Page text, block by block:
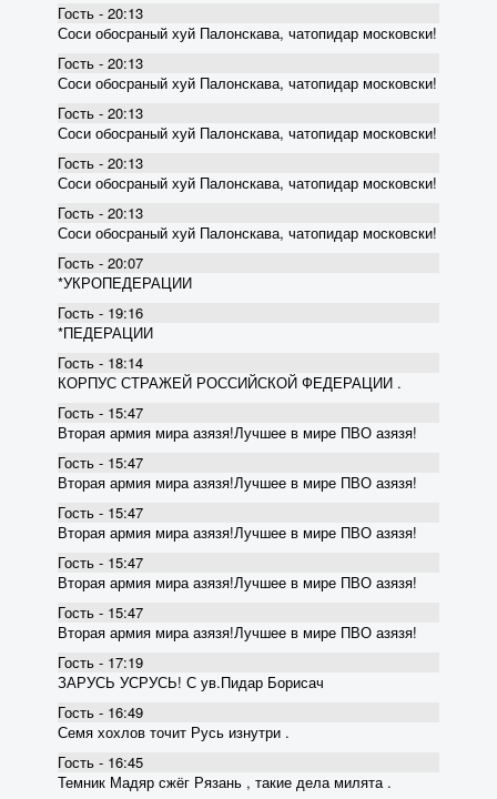
Гость - 20:13
Соси обосраный хуй Палонскава, чатопидар московски!
Гость - 20:13
Соси обосраный хуй Палонскава, чатопидар московски!
Гость - 20:13
Соси обосраный хуй Палонскава, чатопидар московски!
Гость - 20:13
Соси обосраный хуй Палонскава, чатопидар московски!
Гость - 20:13
Соси обосраный хуй Палонскава, чатопидар московски!
Гость - 20:07
*УКРОПЕДЕРАЦИИ
Гость - 19:16
*ПЕДЕРАЦИИ
Гость - 18:14
КОРПУС СТРАЖЕЙ РОССИЙСКОЙ ФЕДЕРАЦИИ .
Гость - 15:47
Вторая армия мира азязя!Лучшее в мире ПВО азязя!
Гость - 15:47
Вторая армия мира азязя!Лучшее в мире ПВО азязя!
Гость - 15:47
Вторая армия мира азязя!Лучшее в мире ПВО азязя!
Гость - 15:47
Вторая армия мира азязя!Лучшее в мире ПВО азязя!
Гость - 15:47
Вторая армия мира азязя!Лучшее в мире ПВО азязя!
Гость - 17:19
ЗАРУСЬ УСРУСЬ! С ув.Пидар Борисач
Гость - 16:49
Семя хохлов точит Русь изнутри .
Гость - 16:45
Темник Мадяр сжёг Рязань , такие дела милята .